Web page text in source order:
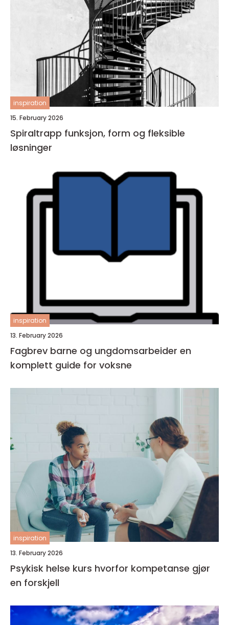
inspiration
15. February 2026
Spiraltrapp funksjon, form og fleksible
løsninger
inspiration
13. February 2026
Fagbrev barne og ungdomsarbeider en
komplett guide for voksne
inspiration
13. February 2026
Psykisk helse kurs hvorfor kompetanse gjør
en forskjell